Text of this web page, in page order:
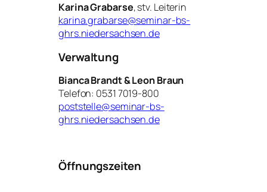
Karina Grabarse, stv. Leiterin
karina.grabarse@seminar-bs-
ghrs.niedersachsen.de
Verwaltung
Bianca Brandt & Leon Braun
Telefon: 0531 7019-800
poststelle@seminar-bs-
ghrs.niedersachsen.de
Öffnungszeiten